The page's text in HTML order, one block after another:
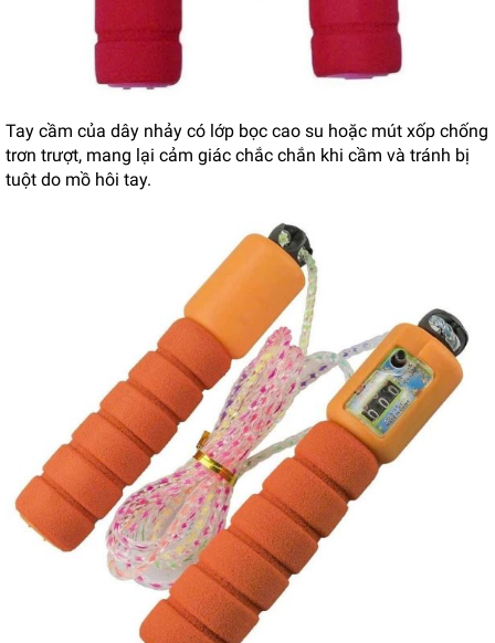
Tay cầm của dây nhảy có lớp bọc cao su hoặc mút xốp chống
trơn trượt, mang lại cảm giác chắc chắn khi cầm và tránh bị
tuột do mồ hôi tay.